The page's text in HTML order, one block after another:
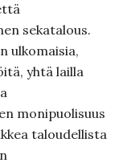
sekatalous.
ulkomaisia,
yhtä lailla
monipuolisuus
taloudellista